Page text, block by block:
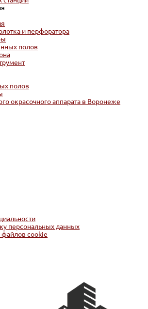
и перфоратора
полов
полов
окрасочного аппарата в Воронеже
персональных данных
файлов cookie